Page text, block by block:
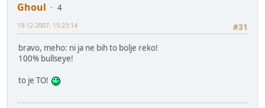
Ghoul
4
#31
19-12-2007, 15:23:14
bravo, meho: ni ja ne bih to bolje reko!
100% bullseye!
to je TO!